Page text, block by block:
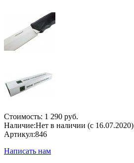
Стоимость: 1 290 руб.
Наличие:Нет в наличии (с 16.07.2020)
Артикул:846
Написать нам